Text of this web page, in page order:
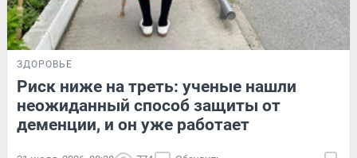
ЗДОРОВЬЕ
Риск ниже на треть: ученые нашли
неожиданный способ защиты от
деменции, и он уже работает